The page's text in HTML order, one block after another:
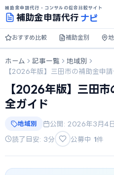
補助金申請代行・コンサルの総合比較サイト
補助金申請代行 ナビ
おすすめ比較 補助金別
ホーム 記事一覧
地域別
【2026年版】三田市の補助金申
【2026年版】三田
全ガイド
地域別 公開: 2026年3月4日
読了目安: 3分 公募中 1件